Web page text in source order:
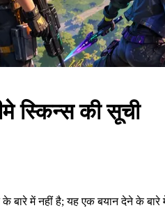
स्किन्स की सूची
के बारे में नहीं है; यह एक बयान देने के